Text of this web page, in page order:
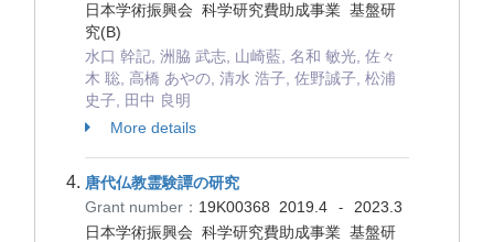
日本学術振興会 科学研究費助成事業 基盤研
究(B)
水口 幹記, 洲脇 武志, 山崎藍, 名和 敏光, 佐々
木 聡, 高橋 あやの, 清水 浩子, 佐野誠子, 松浦
史子, 田中 良明
More details
唐代仏教霊験譚の研究
Grant number： 19K00368 2019.4 -
2023.3
日本学術振興会 科学研究費助成事業 基盤研